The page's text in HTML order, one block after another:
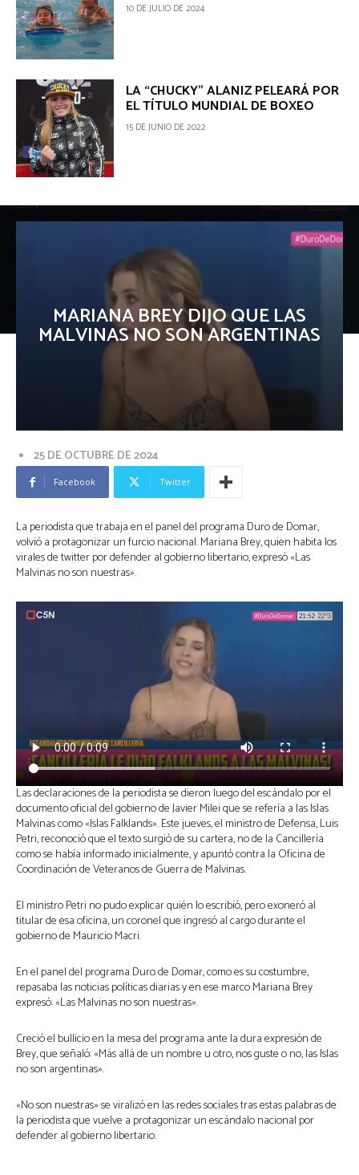
10 DE JULIO DE 2024
LA “CHUCKY” ALANIZ PELEARÁ POR
EL TÍTULO MUNDIAL DE BOXEO
15 DE JUNIO DE 2022